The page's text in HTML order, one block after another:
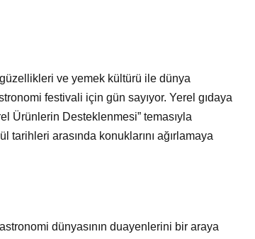
ve yemek kültürü ile dünya
festivali için gün sayıyor. Yerel gıdaya
Ürünlerin Desteklenmesi” temasıyla
tarihleri arasında konuklarını ağırlamaya
dünyasının duayenlerini bir araya